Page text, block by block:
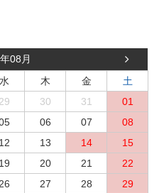
08月
水 木 金
土
29 30 31
01
06 07
08
12 13 14
15
19 20 21
22
26 27 28
29